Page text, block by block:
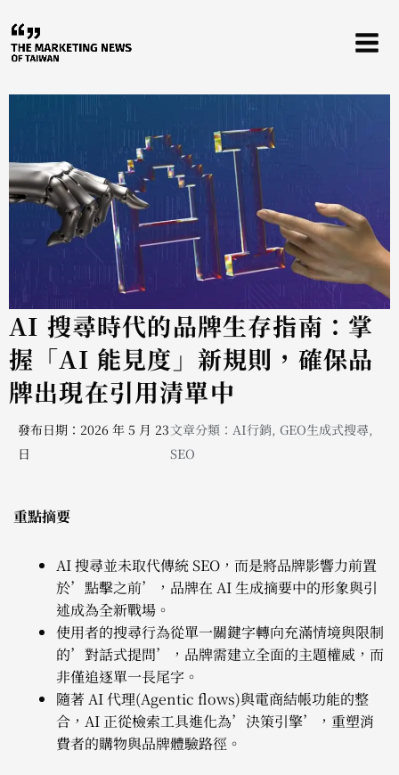
至
主
AI 搜尋時代的品牌生存指南：掌
握「AI 能見度」新規則，確保品
牌出現在引用清單中
發布日期：2026 年 5 月 23
日
文章分類： AI行銷,GEO生成式搜尋,
SEO
重點摘要
AI 搜尋並未取代傳統 SEO，而是將品牌影響力前置
於’點擊之前’，品牌在 AI 生成摘要中的形象與引
述成為全新戰場。
使用者的搜尋行為從單一關鍵字轉向充滿情境與限制
的’對話式提問’，品牌需建立全面的主題權威，而
非僅追逐單一長尾字。
隨著 AI 代理(Agentic flows)與電商結帳功能的整
合，AI 正從檢索工具進化為’決策引擎’，重塑消
費者的購物與品牌體驗路徑。